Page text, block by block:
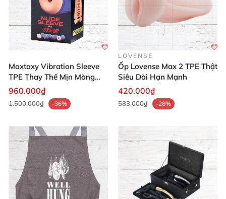
Maxtaxy Vibration Sleeve
TPE Thay Thế Mịn Màng
Thăng Hoa
960.000₫
1.500.000₫ -36%
LOVENSE
Ốp Lovense Max 2 TPE Thật
Siêu Dài Hạn Mạnh
420.000₫
583.000₫ -28%